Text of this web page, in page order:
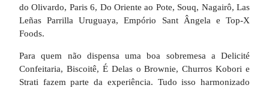
do Olivardo, Paris 6, Do Oriente ao Pote, Souq, Nagairô, Las
Leñas Parrilla Uruguaya, Empório Sant Ângela e Top-X
Foods.
Para quem não dispensa uma boa sobremesa a Delicité
Confeitaria, Biscoitê, É Delas o Brownie, Churros Kobori e
Strati fazem parte da experiência. Tudo isso harmonizado